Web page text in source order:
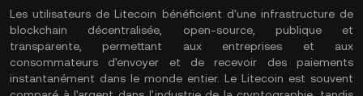
Les utilisateurs de Litecoin bénéficient d'une infrastructure de
blockchain décentralisée, open-source, publique et
transparente, permettant aux entreprises et aux
consommateurs d'envoyer et de recevoir des paiements
instantanément dans le monde entier. Le Litecoin est souvent